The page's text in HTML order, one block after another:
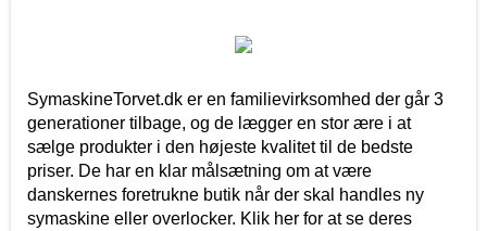
SymaskineTorvet.dk er en familievirksomhed der går 3
generationer tilbage, og de lægger en stor ære i at
sælge produkter i den højeste kvalitet til de bedste
priser. De har en klar målsætning om at være
danskernes foretrukne butik når der skal handles ny
symaskine eller overlocker. Klik her for at se deres